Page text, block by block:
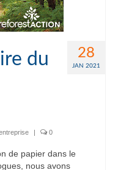
28
JAN 2021
du
| 0
de papier dans le
nous avons